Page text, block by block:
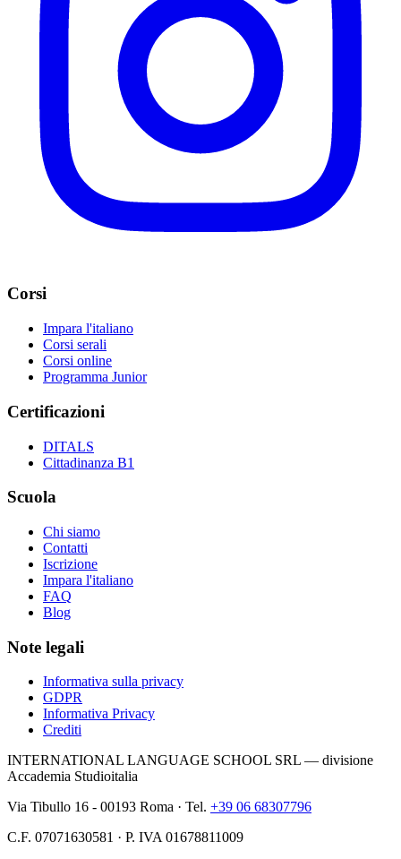
Corsi
Impara l'italiano
Corsi serali
Corsi online
Programma Junior
Certificazioni
DITALS
Cittadinanza B1
Scuola
Chi siamo
Contatti
Iscrizione
Impara l'italiano
FAQ
Blog
Note legali
Informativa sulla privacy
GDPR
Informativa Privacy
Crediti
INTERNATIONAL LANGUAGE SCHOOL SRL — divisione
Accademia Studioitalia
Via Tibullo 16 - 00193 Roma · Tel. +39 06 68307796
C.F. 07071630581 · P. IVA 01678811009